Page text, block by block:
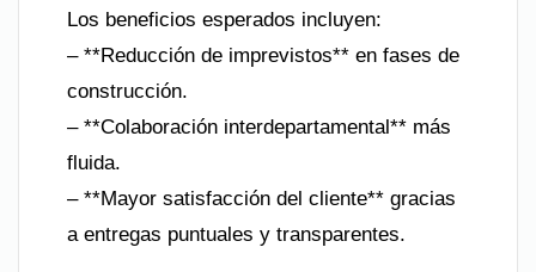
Los beneficios esperados incluyen:
– **Reducción de imprevistos** en fases de
construcción.
– **Colaboración interdepartamental** más
fluida.
– **Mayor satisfacción del cliente** gracias
a entregas puntuales y transparentes.